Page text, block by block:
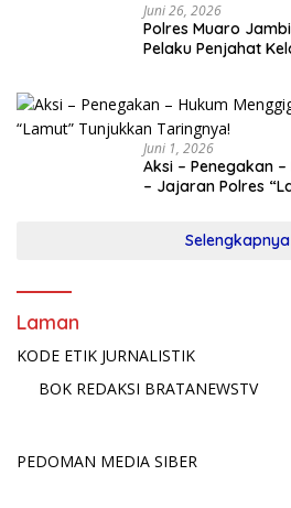
Juni 26, 2026
Polres Muaro
Pelaku Penjahat
Juni 1, 2026
Aksi – Penegakan
– Jajaran Polres
Selengkapnya
Laman
KODE ETIK JURNALISTIK
BOK REDAKSI BRATANEWSTV
PEDOMAN MEDIA SIBER